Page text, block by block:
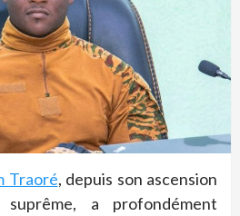
Traoré, depuis son ascension
a profondément